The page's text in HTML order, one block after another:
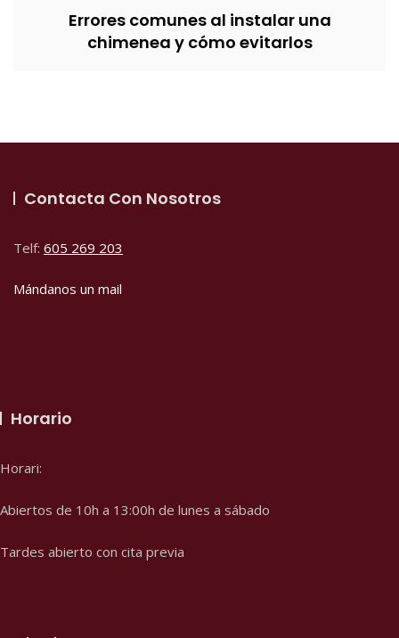
Errores comunes al instalar una
chimenea y cómo evitarlos
Contacta Con Nosotros
Telf: 605 269 203
Mándanos un mail
Horario
Horari:
Abiertos de 10h a 13:00h de lunes a sábado
Tardes abierto con cita previa